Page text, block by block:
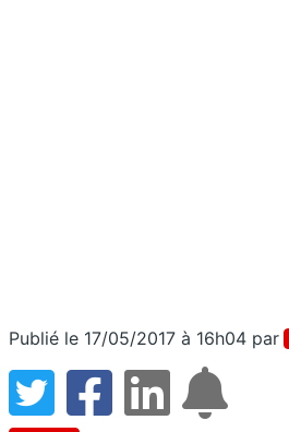
Publié le 17/05/2017 à 16h04 par